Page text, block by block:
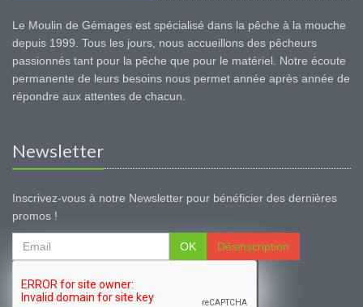
Le Moulin de Gémages est spécialisé dans la pêche à la mouche
depuis 1999. Tous les jours, nous accueillons des pêcheurs
passionnés tant pour la pêche que pour le matériel. Notre écoute
permanente de leurs besoins nous permet année après année de
répondre aux attentes de chacun.
Newsletter
Inscrivez-vous à notre Newsletter pour bénéficier des dernières
promos !
OK Désinscription